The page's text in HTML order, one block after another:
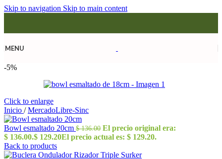
Skip to navigation Skip to main content
MENU
-5%
Click to enlarge
Inicio / MercadoLibre-Sinc
Bowl esmaltado 20cm $136.00 El precio original era:
$ 136.00.$ 129.20El precio actual es: $ 129.20.
Back to products